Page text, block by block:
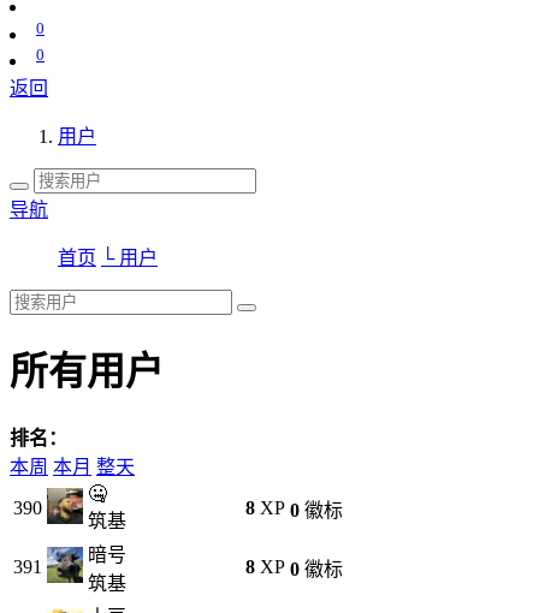
0
0
返回
用户
导航
首页 └ 用户
所有用户
排名：
本周 本月 整天
390
🤐
筑基
8 XP 0 徽标
391
暗号
筑基
8 XP 0 徽标